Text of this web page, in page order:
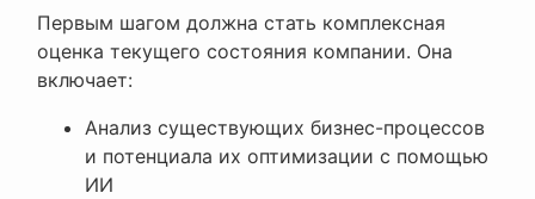
Первым шагом должна стать комплексная
оценка текущего состояния компании. Она
включает:
Анализ существующих бизнес-процессов
и потенциала их оптимизации с помощью
ИИ